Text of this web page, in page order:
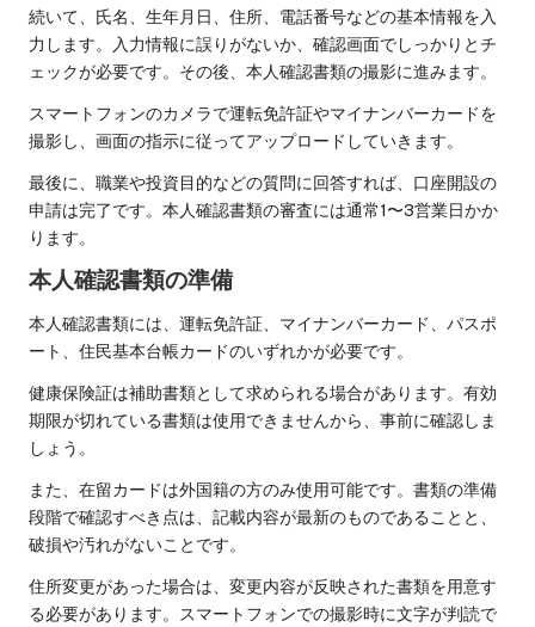
続いて、氏名、生年月日、住所、電話番号などの基本情報を入
力します。入力情報に誤りがないか、確認画面でしっかりとチ
ェックが必要です。その後、本人確認書類の撮影に進みます。
スマートフォンのカメラで運転免許証やマイナンバーカードを
撮影し、画面の指示に従ってアップロードしていきます。
最後に、職業や投資目的などの質問に回答すれば、口座開設の
申請は完了です。本人確認書類の審査には通常1〜3営業日かか
ります。
本人確認書類の準備
本人確認書類には、運転免許証、マイナンバーカード、パスポ
ート、住民基本台帳カードのいずれかが必要です。
健康保険証は補助書類として求められる場合があります。有効
期限が切れている書類は使用できませんから、事前に確認しま
しょう。
また、在留カードは外国籍の方のみ使用可能です。書類の準備
段階で確認すべき点は、記載内容が最新のものであることと、
破損や汚れがないことです。
住所変更があった場合は、変更内容が反映された書類を用意す
る必要があります。スマートフォンでの撮影時に文字が判読で